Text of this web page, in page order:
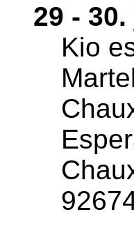
29 -
Kio